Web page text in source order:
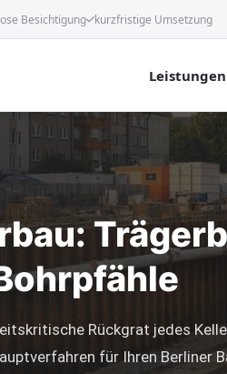
Besichtigung kurzfristige Umsetzung
Leistungen
Rückgrat jedes
für Ihren Berliner